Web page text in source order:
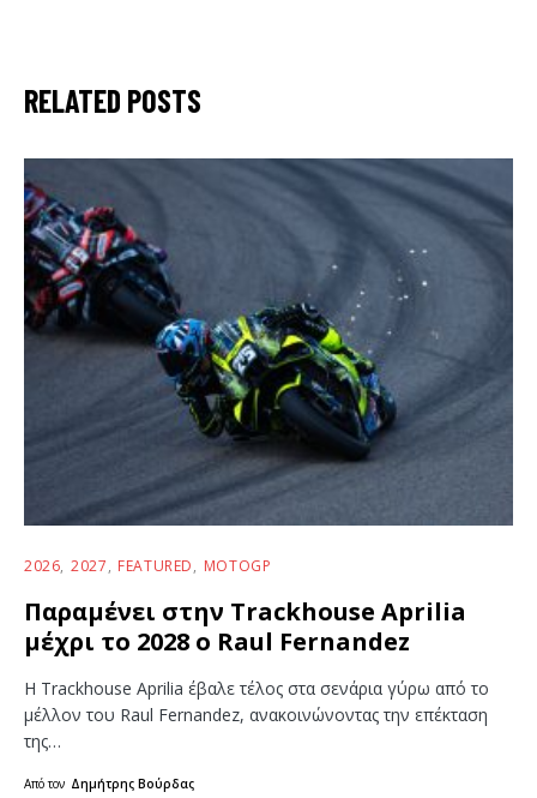
RELATED POSTS
2026 2027 FEATURED MOTOGP
Παραμένει στην Trackhouse Aprilia
μέχρι το 2028 ο Raul Fernandez
Η Trackhouse Aprilia έβαλε τέλος στα σενάρια γύρω από το
μέλλον του Raul Fernandez, ανακοινώνοντας την επέκταση
της…
Από τον Δημήτρης Βούρδας